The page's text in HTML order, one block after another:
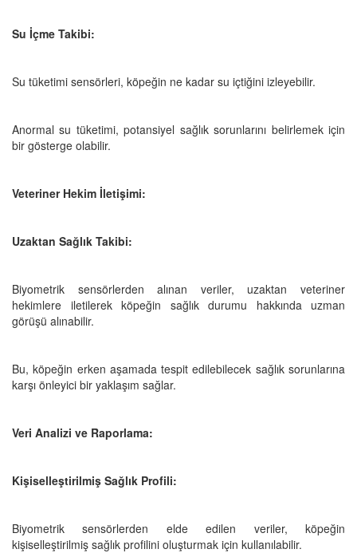
Su İçme Takibi:
Su tüketimi sensörleri, köpeğin ne kadar su içtiğini izleyebilir.
Anormal su tüketimi, potansiyel sağlık sorunlarını belirlemek için
bir gösterge olabilir.
Veteriner Hekim İletişimi:
Uzaktan Sağlık Takibi:
Biyometrik sensörlerden alınan veriler, uzaktan veteriner
hekimlere iletilerek köpeğin sağlık durumu hakkında uzman
görüşü alınabilir.
Bu, köpeğin erken aşamada tespit edilebilecek sağlık sorunlarına
karşı önleyici bir yaklaşım sağlar.
Veri Analizi ve Raporlama:
Kişiselleştirilmiş Sağlık Profili:
Biyometrik sensörlerden elde edilen veriler, köpeğin
kişiselleştirilmiş sağlık profilini oluşturmak için kullanılabilir.